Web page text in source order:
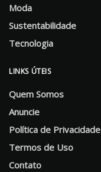
Moda
Sustentabilidade
Tecnologia
LINKS ÚTEIS
Quem Somos
Anuncie
Política de Privacidade
Termos de Uso
Contato